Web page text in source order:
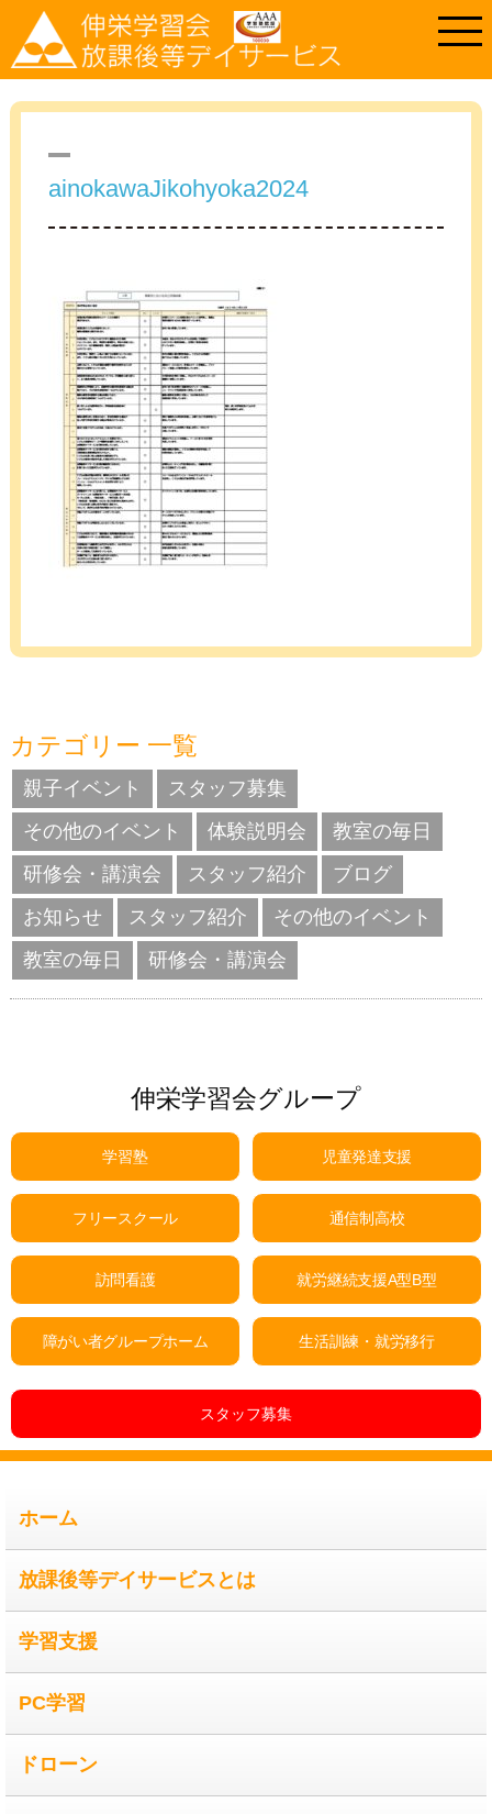
ainokawaJikohyoka2024
カテゴリー 一覧
親子イベント
スタッフ募集
その他のイベント
体験説明会
教室の毎日
研修会・講演会
スタッフ紹介
ブログ
お知らせ
スタッフ紹介
その他のイベント
教室の毎日
研修会・講演会
伸栄学習会グループ
学習塾 児童発達支援
フリースクール 通信制高校
訪問看護 就労継続支援A型B型
障がい者グループホーム 生活訓練・就労移行
スタッフ募集
ホーム
放課後等デイサービスとは
学習支援
PC学習
ドローン